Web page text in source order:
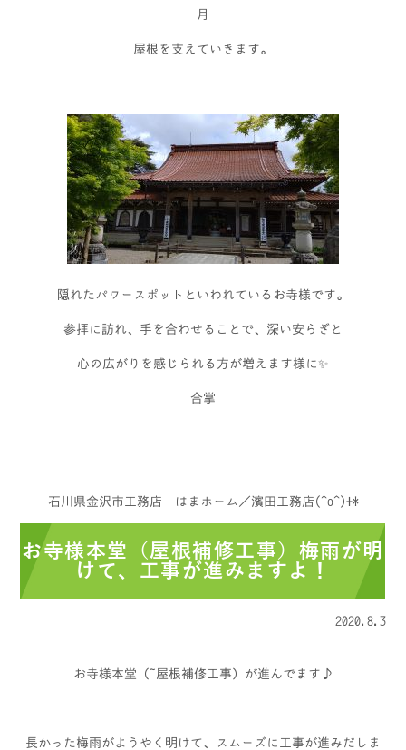
月
屋根を支えていきます。
隠れたパワースポットといわれているお寺様です。
参拝に訪れ、手を合わせることで、深い安らぎと
心の広がりを感じられる方が増えます様に✨
合掌
石川県金沢市工務店 はまホーム／濱田工務店(^o^)+*
お寺様本堂（屋根補修工事）梅雨が明
けて、工事が進みますよ！
2020.8.3
お寺様本堂（ 屋根補修工事）が進んでます♪
長かった梅雨がようやく明けて、スムーズに工事が進みだしま